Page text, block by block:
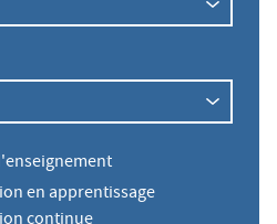
en apprentissage